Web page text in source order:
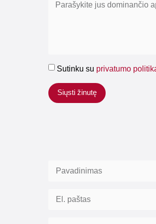
Sutinku su privatumo
Siųsti žinutę